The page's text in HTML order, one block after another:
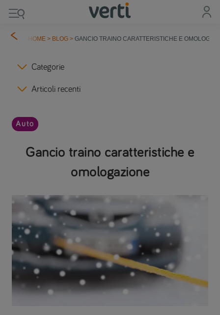
HOME > BLOG >GANCIO TRAINO CARATTERISTICHE E
Categorie
Articoli recenti
Gancio traino caratteristiche e
omologazione
Auto